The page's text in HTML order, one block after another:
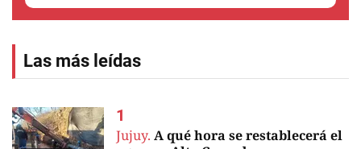
Las más leídas
Jujuy. A qué hora se restablecerá el